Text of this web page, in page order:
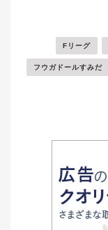
Fリーグ
フウガドールすみだ